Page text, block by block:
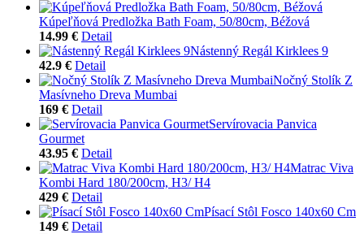
Kúpeľňová Predložka Bath Foam, 50/80cm, Béžová
14.99 € Detail
Nástenný Regál Kirklees 9
42.9 € Detail
Nočný Stolík Z
Masívneho Dreva Mumbai
169 € Detail
Servírovacia Panvica
Gourmet
43.95 € Detail
Matrac Viva
Kombi Hard 180/200cm, H3/ H4
429 € Detail
Písací Stôl Fosco 140x60 Cm
149 € Detail